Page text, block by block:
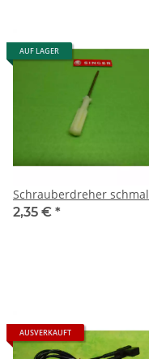
AUF LAGER
Schrauberdreher schmal
2,35 € *
AUSVERKAUFT